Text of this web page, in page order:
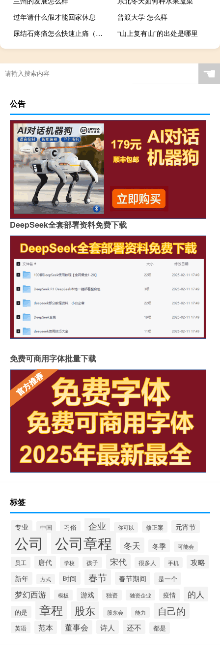
过年请什么假才能回家休息
普渡大学 怎么样
尿结石疼痛怎么快速止痛（尿结石痛怎么快速止痛）
“山上复有山”的出处是哪里
☚
公告
DeepSeek全套部署资料免费下载
免费可商用字体批量下载
标签
专业 中国 习俗 企业 你可以 修正案 元宵节
公司 公司章程 冬天 冬季 可能会
员工 唐代 学校 孩子 宋代 很多人 手机 攻略
新年 方式 时间 春节 春节期间 是一个
梦幻西游 模板 游戏 独资 独资企业 疫情 的人
的是 章程 股东 股东会 能力 自己的
英语 范本 董事会 诗人 还不 都是